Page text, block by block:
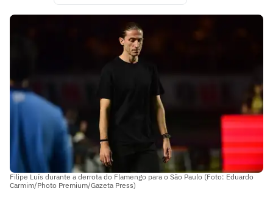
Filipe Luís durante a derrota do Flamengo para o São Paulo (Foto: Eduardo
Carmim/Photo Premium/Gazeta Press)